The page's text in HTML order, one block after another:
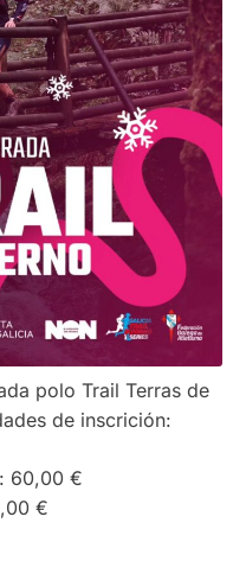
polo Trail Terras de
de inscrición:
60,00 €
€